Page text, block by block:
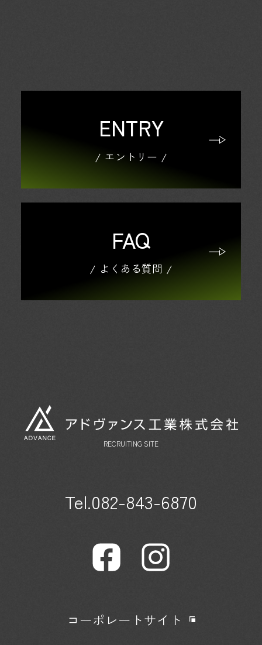
ENTRY
エントリー
FAQ
よくある質問
RECRUITING SITE
Tel.082-843-6870
コーポレートサイト